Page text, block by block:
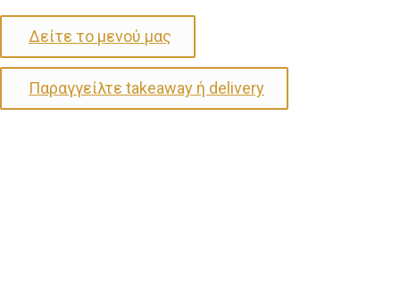
Δείτε το μενού μας
Παραγγείλτε takeaway ή delivery